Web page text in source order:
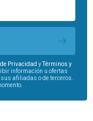
Privacidad yTérminos y
información u ofertas
afiliadas o de terceros.